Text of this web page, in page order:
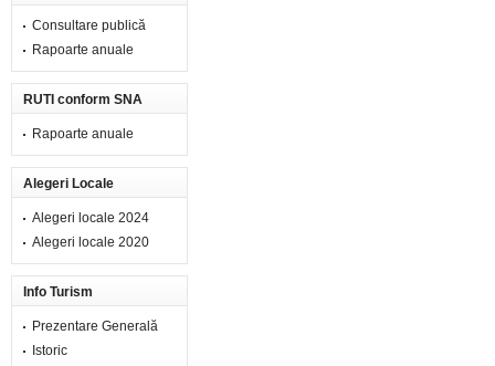
Consultare publică
Rapoarte anuale
RUTI conform SNA
Rapoarte anuale
Alegeri Locale
Alegeri locale 2024
Alegeri locale 2020
Info Turism
Prezentare Generală
Istoric